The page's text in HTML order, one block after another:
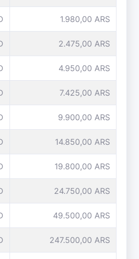
1.980,00 ARS
2.475,00 ARS
4.950,00 ARS
7.425,00 ARS
9.900,00 ARS
14.850,00 ARS
19.800,00 ARS
24.750,00 ARS
49.500,00 ARS
247.500,00 ARS